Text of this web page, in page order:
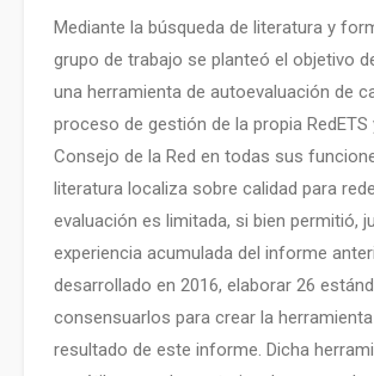
Mediante la búsqueda de literatura y
grupo de trabajo se planteó el objetivo
una herramienta de autoevaluación de
proceso de gestión de la propia RedETS
Consejo de la Red en todas sus
literatura localiza sobre calidad para
evaluación es limitada, si bien permitió,
experiencia acumulada del informe
desarrollado en 2016, elaborar 26
consensuarlos para crear la
resultado de este informe. Dicha